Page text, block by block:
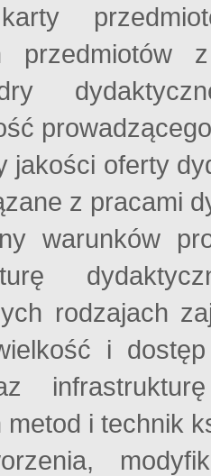
przedmiotów
jakości oferty
z pracami
warunków
rodzajach
i
i technik